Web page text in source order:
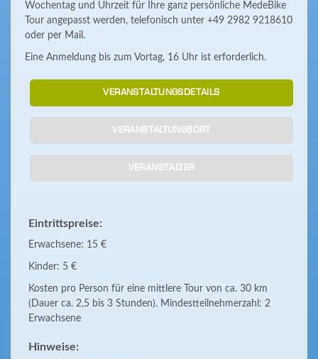
Wochentag und Uhrzeit für Ihre ganz persönliche MedeBike
Tour angepasst werden, telefonisch unter +49 2982 9218610
oder per Mail.
Eine Anmeldung bis zum Vortag, 16 Uhr ist erforderlich.
VERANSTALTUNGSDETAILS
VERANSTALTUNGSORT
VERANSTALTER
Eintrittspreise:
Erwachsene: 15 €
Kinder: 5 €
Kosten pro Person für eine mittlere Tour von ca. 30 km
(Dauer ca. 2,5 bis 3 Stunden). Mindestteilnehmerzahl: 2
Erwachsene
Hinweise: